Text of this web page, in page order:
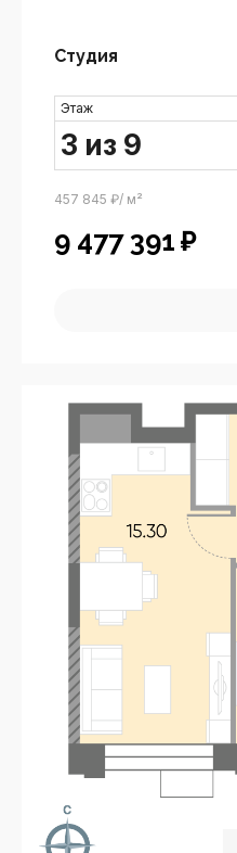
Студия
Этаж
3 из 9
457 845 ₽/ м²
9 477 391 ₽